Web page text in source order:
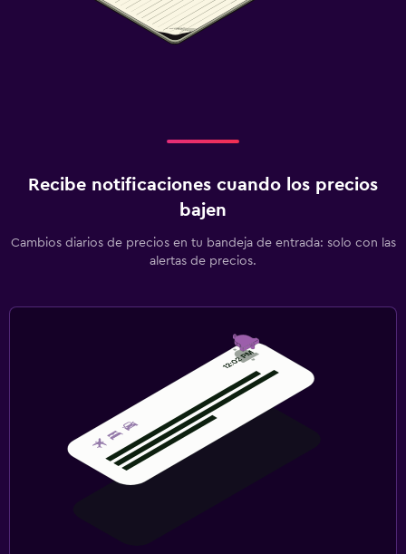
Recibe notificaciones cuando los precios
bajen
Cambios diarios de precios en tu bandeja de entrada: solo con las
alertas de precios.